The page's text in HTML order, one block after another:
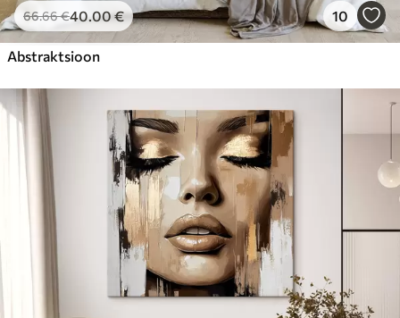
66.66€40.00€ 10
Abstraktsioon